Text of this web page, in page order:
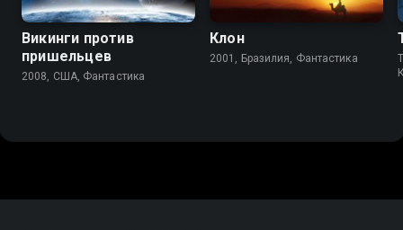
Викинги против
пришельцев
2008, США, Фантастика
Клон
2001, Бразилия, Фантастика